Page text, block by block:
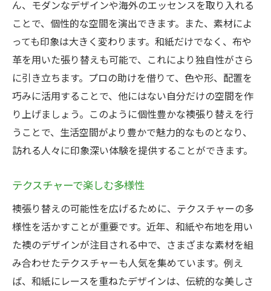
ん、モダンなデザインや海外のエッセンスを取り入れる
ことで、個性的な空間を演出できます。また、素材によ
っても印象は大きく変わります。和紙だけでなく、布や
革を用いた張り替えも可能で、これにより独自性がさら
に引き立ちます。プロの助けを借りて、色や形、配置を
巧みに活用することで、他にはない自分だけの空間を作
り上げましょう。このように個性豊かな襖張り替えを行
うことで、生活空間がより豊かで魅力的なものとなり、
訪れる人々に印象深い体験を提供することができます。
テクスチャーで楽しむ多様性
襖張り替えの可能性を広げるために、テクスチャーの多
様性を活かすことが重要です。近年、和紙や布地を用い
た襖のデザインが注目される中で、さまざまな素材を組
み合わせたテクスチャーも人気を集めています。例え
ば、和紙にレースを重ねたデザインは、伝統的な美しさ